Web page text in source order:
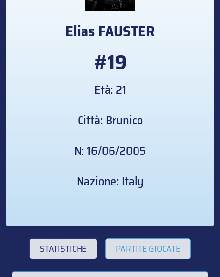
EliasFAUSTER
#19
Età: 21
Città: Brunico
N: 16/06/2005
Nazione: Italy
STATISTICHE PARTITE GIOCATE